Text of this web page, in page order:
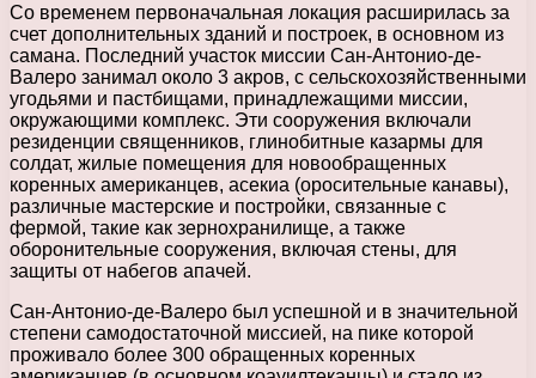
Со временем первоначальная локация расширилась за
счет дополнительных зданий и построек, в основном из
самана. Последний участок миссии Сан-Антонио-де-
Валеро занимал около 3 акров, с сельскохозяйственными
угодьями и пастбищами, принадлежащими миссии,
окружающими комплекс. Эти сооружения включали
резиденции священников, глинобитные казармы для
солдат, жилые помещения для новообращенных
коренных американцев, асекиа (оросительные канавы),
различные мастерские и постройки, связанные с
фермой, такие как зернохранилище, а также
оборонительные сооружения, включая стены, для
защиты от набегов апачей.
Сан-Антонио-де-Валеро был успешной и в значительной
степени самодостаточной миссией, на пике которой
проживало более 300 обращенных коренных